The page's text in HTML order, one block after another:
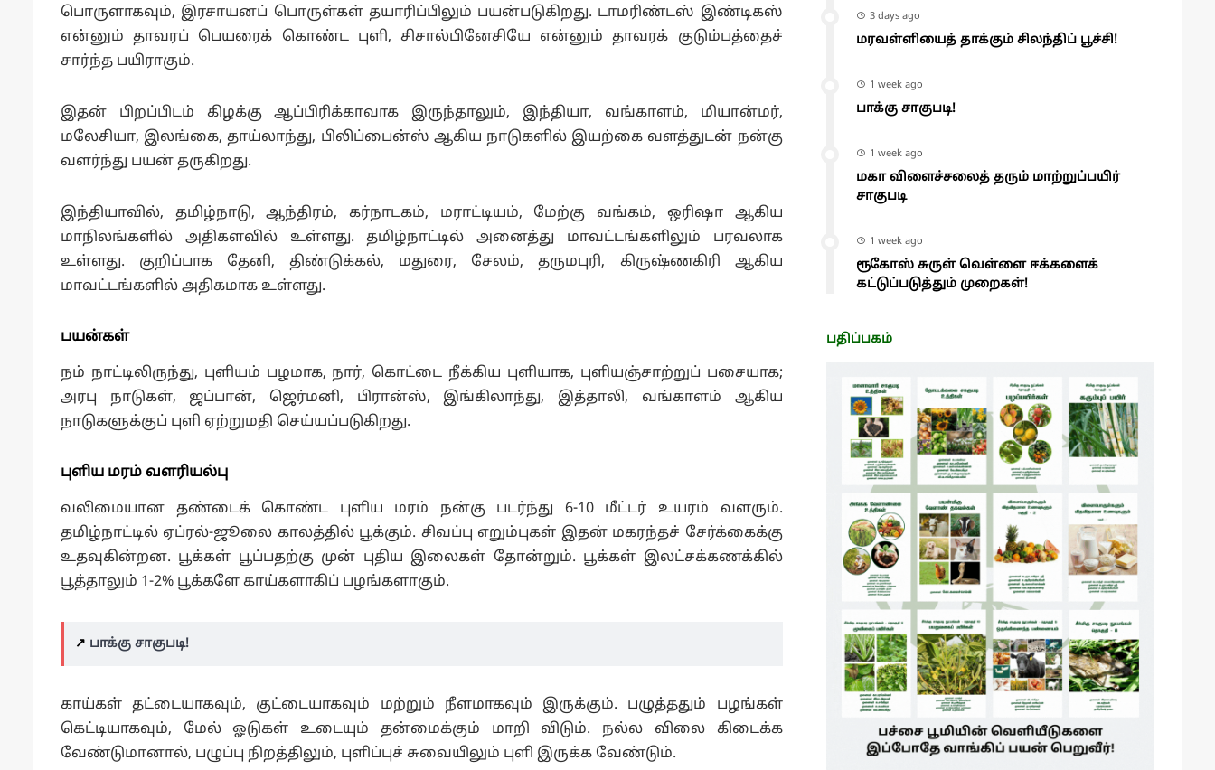
பொருளாகவும், இரசாயனப் பொருள்கள் தயாரிப்பிலும் பயன்படுகிறது. டாமரிண்டஸ் இண்டிகஸ்
என்னும் தாவரப் பெயரைக் கொண்ட புளி, சிசால்பினேசியே என்னும் தாவரக் குடும்பத்தைச்
சார்ந்த பயிராகும்.
இதன் பிறப்பிடம் கிழக்கு ஆப்பிரிக்காவாக இருந்தாலும், இந்தியா, வங்காளம், மியான்மர்,
மலேசியா, இலங்கை, தாய்லாந்து, பிலிப்பைன்ஸ் ஆகிய நாடுகளில் இயற்கை வளத்துடன் நன்கு
வளர்ந்து பயன் தருகிறது.
இந்தியாவில், தமிழ்நாடு, ஆந்திரம், கர்நாடகம், மராட்டியம், மேற்கு வங்கம், ஒரிஷா ஆகிய
மாநிலங்களில் அதிகளவில் உள்ளது. தமிழ்நாட்டில் அனைத்து மாவட்டங்களிலும் பரவலாக
உள்ளது. குறிப்பாக தேனி, திண்டுக்கல், மதுரை, சேலம், தருமபுரி, கிருஷ்ணகிரி ஆகிய
மாவட்டங்களில் அதிகமாக உள்ளது.
பயன்கள்
நம் நாட்டிலிருந்து, புளியம் பழமாக, நார், கொட்டை நீக்கிய புளியாக, புளியஞ்சாற்றுப் பசையாக;
அரபு நாடுகள், ஜப்பான், ஜெர்மனி, பிரான்ஸ், இங்கிலாந்து, இத்தாலி, வங்காளம் ஆகிய
நாடுகளுக்குப் புளி ஏற்றுமதி செய்யப்படுகிறது.
புளிய மரம் வளரியல்பு
வலிமையான தண்டைக் கொண்ட புளிய மரம் நன்கு படர்ந்து 6-10 மீட்டர் உயரம் வளரும்.
தமிழ்நாட்டில் ஏப்ரல்-ஜூலை காலத்தில் பூக்கும். சிவப்பு எறும்புகள் இதன் மகரந்தச் சேர்க்கைக்கு
உதவுகின்றன. பூக்கள் பூப்பதற்கு முன் புதிய இலைகள் தோன்றும். பூக்கள் இலட்சக்கணக்கில்
பூத்தாலும் 1-2% பூக்களே காய்களாகிப் பழங்களாகும்.
↗️ பாக்கு சாகுபடி!
காய்கள் தட்டையாகவும், குட்டையாகவும் மற்றும் நீளமாகவும் இருக்கும். பழுத்ததும் பழங்கள்
கெட்டியாகவும், மேல் ஓடுகள் உடையும் தன்மைக்கும் மாறி விடும். நல்ல விலை கிடைக்க
வேண்டுமானால், பழுப்பு நிறத்திலும், புளிப்புச் சுவையிலும் புளி இருக்க வேண்டும்.
3 days ago
மரவள்ளியைத் தாக்கும் சிலந்திப் பூச்சி!
1 week ago
பாக்கு சாகுபடி!
1 week ago
மகா விளைச்சலைத் தரும் மாற்றுப்பயிர்
சாகுபடி
1 week ago
ரூகோஸ் சுருள் வெள்ளை ஈக்களைக்
கட்டுப்படுத்தும் முறைகள்!
பதிப்பகம்